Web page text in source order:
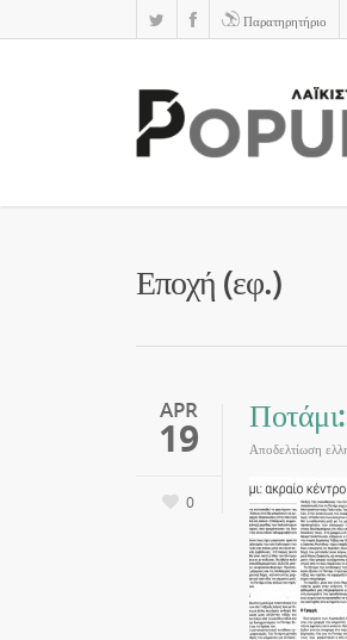
Παρατηρητήριο
Εποχή (εφ.)
APR
19
0
Αποδελτίωση